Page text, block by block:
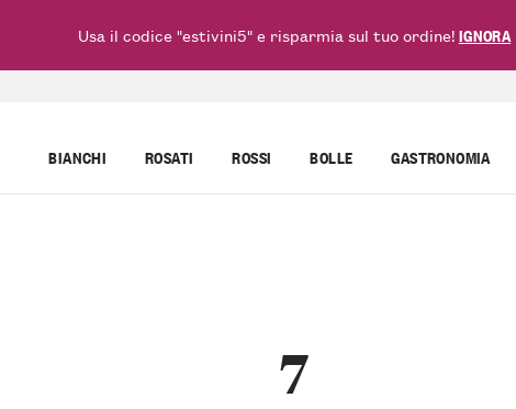
BIANCHI ROSATI ROSSI BOLLE GASTRONOMIA
7
Usa il codice "estivini5" e risparmia sul tuo ordine!IGNORA